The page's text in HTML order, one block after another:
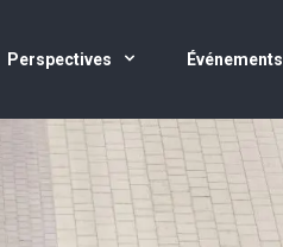
Perspectives Événements